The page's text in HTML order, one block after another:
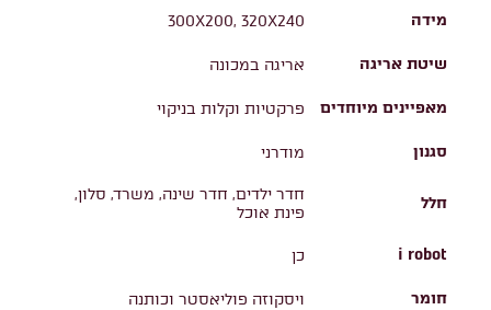
מידה 300X200, 320X240
שיטת אריגה אריגה במכונה
מאפיינים מיוחדים פרקטיות וקלות בניקוי
סגנון מודרני
חלל
חדר ילדים, חדר שינה, משרד, סלון,
פינת אוכל
i robot כן
חומר ויסקוזה פוליאסטר וכותנה